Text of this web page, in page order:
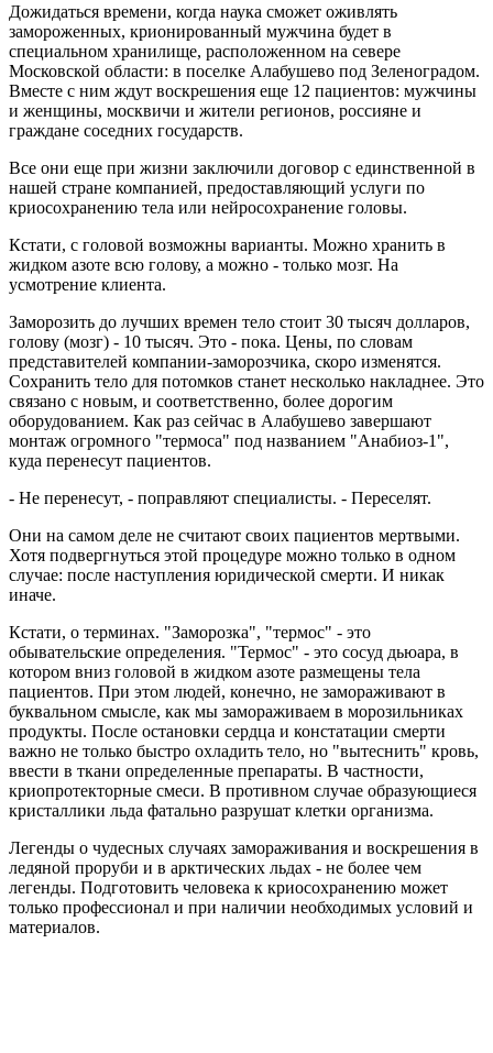
Дожидаться времени, когда наука сможет оживлять
замороженных, крионированный мужчина будет в
специальном хранилище, расположенном на севере
Московской области: в поселке Алабушево под Зеленоградом.
Вместе с ним ждут воскрешения еще 12 пациентов: мужчины
и женщины, москвичи и жители регионов, россияне и
граждане соседних государств.
Все они еще при жизни заключили договор с единственной в
нашей стране компанией, предоставляющий услуги по
криосохранению тела или нейросохранение головы.
Кстати, с головой возможны варианты. Можно хранить в
жидком азоте всю голову, а можно - только мозг. На
усмотрение клиента.
Заморозить до лучших времен тело стоит 30 тысяч долларов,
голову (мозг) - 10 тысяч. Это - пока. Цены, по словам
представителей компании-заморозчика, скоро изменятся.
Сохранить тело для потомков станет несколько накладнее. Это
связано с новым, и соответственно, более дорогим
оборудованием. Как раз сейчас в Алабушево завершают
монтаж огромного "термоса" под названием "Анабиоз-1",
куда перенесут пациентов.
- Не перенесут, - поправляют специалисты. - Переселят.
Они на самом деле не считают своих пациентов мертвыми.
Хотя подвергнуться этой процедуре можно только в одном
случае: после наступления юридической смерти. И никак
иначе.
Кстати, о терминах. "Заморозка", "термос" - это
обывательские определения. "Термос" - это сосуд дьюара, в
котором вниз головой в жидком азоте размещены тела
пациентов. При этом людей, конечно, не замораживают в
буквальном смысле, как мы замораживаем в морозильниках
продукты. После остановки сердца и констатации смерти
важно не только быстро охладить тело, но "вытеснить" кровь,
ввести в ткани определенные препараты. В частности,
криопротекторные смеси. В противном случае образующиеся
кристаллики льда фатально разрушат клетки организма.
Легенды о чудесных случаях замораживания и воскрешения в
ледяной проруби и в арктических льдах - не более чем
легенды. Подготовить человека к криосохранению может
только профессионал и при наличии необходимых условий и
материалов.